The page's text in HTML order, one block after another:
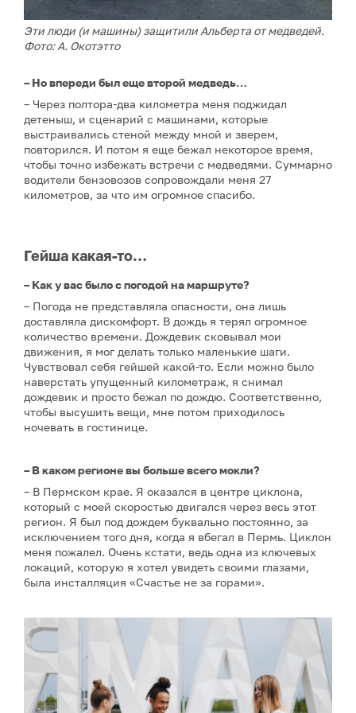
Эти люди (и машины) защитили Альберта от медведей.
Фото: А. Окотэтто
– Но впереди был еще второй медведь…
– Через полтора-два километра меня поджидал
детеныш, и сценарий с машинами, которые
выстраивались стеной между мной и зверем,
повторился. И потом я еще бежал некоторое время,
чтобы точно избежать встречи с медведями. Суммарно
водители бензовозов сопровождали меня 27
километров, за что им огромное спасибо.
Гейша какая-то…
– Как у вас было с погодой на маршруте?
– Погода не представляла опасности, она лишь
доставляла дискомфорт. В дождь я терял огромное
количество времени. Дождевик сковывал мои
движения, я мог делать только маленькие шаги.
Чувствовал себя гейшей какой-то. Если можно было
наверстать упущенный километраж, я снимал
дождевик и просто бежал по дождю. Соответственно,
чтобы высушить вещи, мне потом приходилось
ночевать в гостинице.
– В каком регионе вы больше всего мокли?
– В Пермском крае. Я оказался в центре циклона,
который с моей скоростью двигался через весь этот
регион. Я был под дождем буквально постоянно, за
исключением того дня, когда я вбегал в Пермь. Циклон
меня пожалел. Очень кстати, ведь одна из ключевых
локаций, которую я хотел увидеть своими глазами,
была инсталляция «Счастье не за горами».